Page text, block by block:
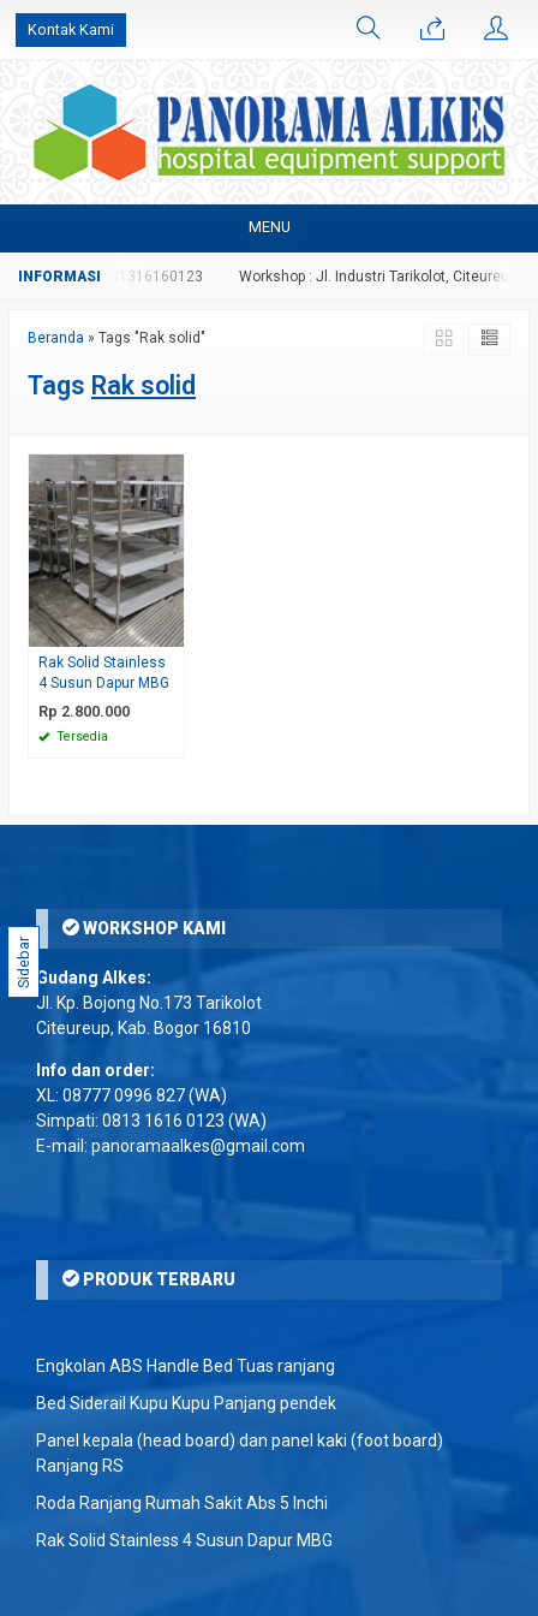
Kontak Kami
MENU
atau 081316160123 Workshop : Jl. Industri Tarikolot, Citeureup,
Beranda » Tags "Rak solid"
Tags Rak solid
Rak Solid Stainless
4 Susun Dapur MBG
Rp 2.800.000
Tersedia
Sidebar
WORKSHOP KAMI
Gudang Alkes:
Jl. Kp. Bojong No.173 Tarikolot
Citeureup, Kab. Bogor 16810
Info dan order:
XL: 08777 0996 827(WA)
Simpati: 0813 1616 0123 (WA)
E-mail: panoramaalkes@gmail.com
PRODUK TERBARU
Engkolan ABS Handle Bed Tuas ranjang
Bed Siderail Kupu Kupu Panjang pendek
Panel kepala (head board) dan panel kaki (foot board)
Ranjang RS
Roda Ranjang Rumah Sakit Abs 5 Inchi
Rak Solid Stainless 4 Susun Dapur MBG